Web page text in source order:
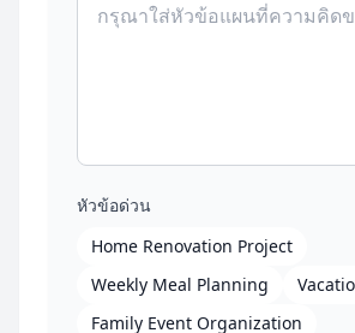
หัวข้อด่วน
Home Renovation Project
Weekly Meal Planning
Family Event Organization